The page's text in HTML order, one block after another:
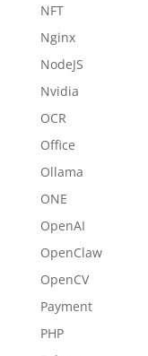
NFT
Nginx
NodeJS
Nvidia
OCR
Office
Ollama
ONE
OpenAI
OpenClaw
OpenCV
Payment
PHP